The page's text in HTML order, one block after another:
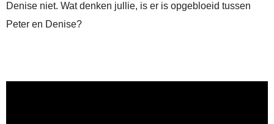
Denise niet. Wat denken jullie, is er is opgebloeid tussen
Peter en Denise?